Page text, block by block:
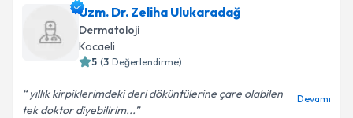
Dr. Nilgün Sayman Bileniçin randevu takvimi talebi
oluşturun. Size bu uzmandan randevu almanız için bir
takvim hazırlandığında e-posta ile bilgilendireceğiz.
Uzm. Dr. Zeliha Ulukaradağ
Dermatoloji
Kocaeli
5 (3 Değerlendirme)
yıllık kirpiklerimdeki deri döküntülerine çare olabilen
tek doktor diyebilirim...
Devamı